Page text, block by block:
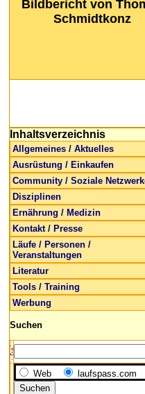
Bildbericht von
Schmidtkonz
Inhaltsverzeichnis
Allgemeines / Aktuelles
Ausrüstung / Einkaufen
Community / Soziale
Disziplinen
Ernährung / Medizin
Kontakt / Presse
Läufe / Personen /
Veranstaltungen
Literatur
Tools / Training
Werbung
Suchen
Web laufspass.com